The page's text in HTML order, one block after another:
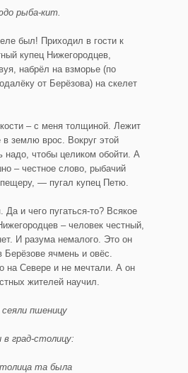
рыба-кит.
был! Приходил в гости к
купец Нижегородцев,
набрёл на взморье (по
от Берёзова) на скелет
– с меня толщиной. Лежит
в землю врос. Вокруг этой
надо, чтобы целиком обойти. А
– честное слово, рыбачий
— пугал купец Петю.
и чего пугаться-то? Всякое
– человек честный,
И разума немалого. Это он
ячмень и овёс.
на Севере и не мечтали. А он
жителей научил.
пшеницу
в град-столицу:
та была